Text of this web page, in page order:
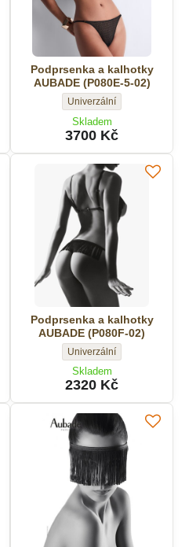
Podprsenka a kalhotky
AUBADE (P080E-5-02)
Podprsenka
kalhotky
(P080E-
5-
02)
-
Velikost:
Univerzální
Skladem
3700 Kč
Podprsenka a kalhotky
AUBADE (P080F-02)
Podprsenka
kalhotky
(P080F-
02)
-
Velikost:
Univerzální
Skladem
2320 Kč